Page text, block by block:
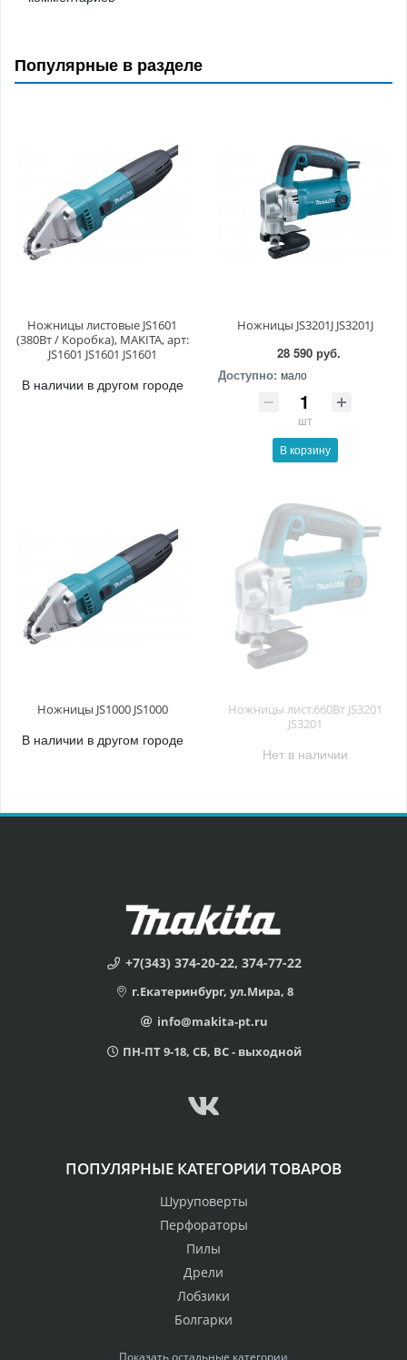
Популярные в разделе
Ножницы листовые JS1601
(380Вт / Коробка), MAKITA, арт:
JS1601 JS1601 JS1601
В наличии в другом городе
Ножницы JS3201J JS3201J
28 590 руб.
Доступно: мало
шт
В корзину
Ножницы JS1000 JS1000
В наличии в другом городе
Ножницы лист.660Вт JS3201
JS3201
Нет в наличии
+7(343) 374-20-22, 374-77-22
г.Екатеринбург, ул.Мира, 8
info@makita-pt.ru
ПН-ПТ 9-18, СБ, ВС - выходной
ПОПУЛЯРНЫЕ КАТЕГОРИИ ТОВАРОВ
Шуруповерты
Перфораторы
Пилы
Дрели
Лобзики
Болгарки